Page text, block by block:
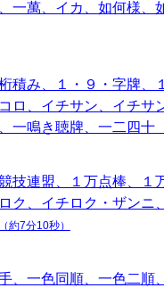
一萬、イカ、如何様、
積み、１・９・字牌、
ロ、イチサン、イチサ
一鳴き聴牌、一二四十
技連盟、１万点棒、１
ク、イチロク・ザンニ
（約7分10秒）
、一色同順、一色二順